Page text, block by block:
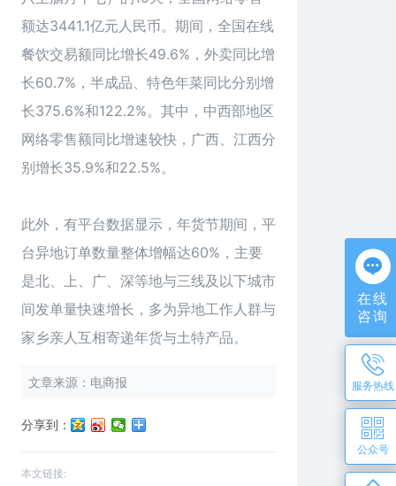
额达3441.1亿元人民币。期间，全国在线
餐饮交易额同比增长49.6%，外卖同比增
长60.7%，半成品、特色年菜同比分别增
长375.6%和122.2%。其中，中西部地区
网络零售额同比增速较快，广西、江西分
别增长35.9%和22.5%。
此外，有平台数据显示，年货节期间，平
台异地订单数量整体增幅达60%，主要
是北、上、广、深等地与三线及以下城市
间发单量快速增长，多为异地工作人群与
家乡亲人互相寄递年货与土特产品。
文章来源：电商报
分享到：
本文链接:
在线
咨询
服务热线
公众号